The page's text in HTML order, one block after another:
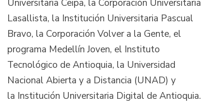
Universitaria Ceipa, la Corporación Universitaria
Lasallista, la Institución Universitaria Pascual
Bravo, la Corporación Volver a la Gente, el
programa Medellín Joven, el Instituto
Tecnológico de Antioquia, la Universidad
Nacional Abierta y a Distancia (UNAD) y
la Institución Universitaria Digital de Antioquia.